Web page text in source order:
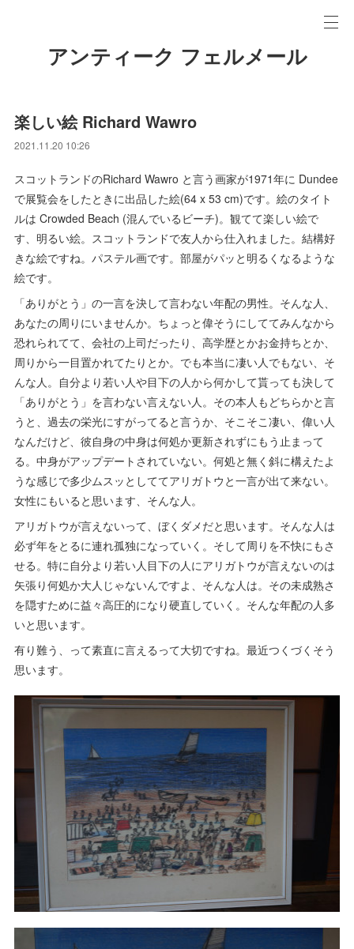
アンティーク フェルメール
楽しい絵 Richard Wawro
2021.11.20 10:26
スコットランドのRichard Wawro と言う画家が1971年に Dundee
で展覧会をしたときに出品した絵(64 x 53 cm)です。絵のタイト
ルは Crowded Beach (混んでいるビーチ)。観てて楽しい絵で
す、明るい絵。スコットランドで友人から仕入れました。結構好
きな絵ですね。パステル画です。部屋がパッと明るくなるような
絵です。
「ありがとう」の一言を決して言わない年配の男性。そんな人、
あなたの周りにいませんか。ちょっと偉そうにしててみんなから
恐れられてて、会社の上司だったり、高学歴とかお金持ちとか、
周りから一目置かれてたりとか。でも本当に凄い人でもない、そ
んな人。自分より若い人や目下の人から何かして貰っても決して
「ありがとう」を言わない言えない人。その本人もどちらかと言
うと、過去の栄光にすがってると言うか、そこそこ凄い、偉い人
なんだけど、彼自身の中身は何処か更新されずにもう止まって
る。中身がアップデートされていない。何処と無く斜に構えたよ
うな感じで多少ムスッとしててアリガトウと一言が出て来ない。
女性にもいると思います、そんな人。
アリガトウが言えないって、ぼくダメだと思います。そんな人は
必ず年をとるに連れ孤独になっていく。そして周りを不快にもさ
せる。特に自分より若い人目下の人にアリガトウが言えないのは
矢張り何処か大人じゃないんですよ、そんな人は。その未成熟さ
を隠すために益々高圧的になり硬直していく。そんな年配の人多
いと思います。
有り難う、って素直に言えるって大切ですね。最近つくづくそう
思います。